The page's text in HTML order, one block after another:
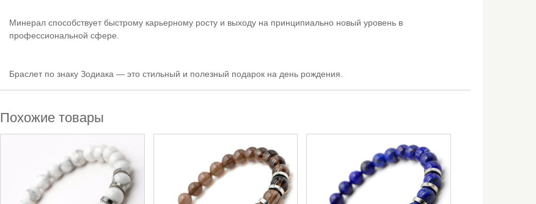
Минерал способствует быстрому карьерному росту и выходу на принципиально новый уровень в
профессиональной сфере.
Браслет по знаку Зодиака — это стильный и полезный подарок на день рождения.
Похожие товары